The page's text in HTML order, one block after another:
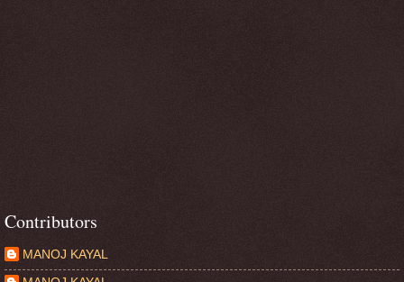
Contributors
MANOJ KAYAL